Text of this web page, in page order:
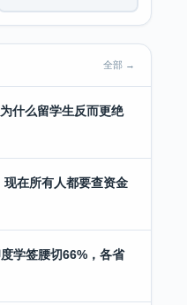
全部 →
什么留学生反而更绝
在所有人都要查资金
学签腰切66%，各省